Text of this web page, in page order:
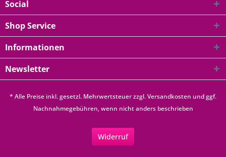
Social
Shop Service
Informationen
Newsletter
* Alle Preise inkl. gesetzl. Mehrwertsteuer zzgl.Versandkosten und ggf.
Nachnahmegebühren, wenn nicht anders beschrieben
Widerruf